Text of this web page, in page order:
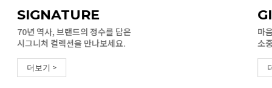
SIGNATURE
70년 역사, 브랜드의 정수를 담은
시그니처 컬렉션을 만나보세요.
더보기 >
마
소